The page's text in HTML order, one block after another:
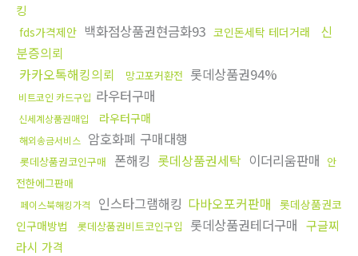
킹
fds가격제안 백화점상품권현금화93 코인돈세탁 테더거래
신
분증의뢰
카카오톡해킹의뢰
망고포커환전 롯데상품권94%
비트코인 카드구입 라우터구매
신세계상품권매입 라우터구매
해외송금서비스 암호화폐 구매대행
롯데상품권코인구매 폰해킹 롯데상품권세탁 이더리움판매 안
전한에그판매
페이스북해킹가격 인스타그램해킹 다바오포커판매 롯데상품권코
인구매방법
롯데상품권비트코인구입 롯데상품권테더구매 구글찌
라시 가격